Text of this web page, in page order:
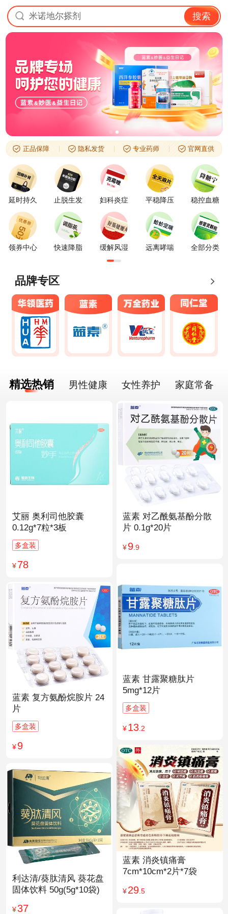
米诺地尔搽剂 搜索
正品保障 隐私发货 专业药师 官网直供
延时持久 止脱生发 妇科炎症 平稳降压 稳控血糖
领券中心 快速降脂 缓解风湿 远离哮喘 全部分类
品牌专区
精选热销 男性健康 女性养护 家庭常备
艾丽 奥利司他胶囊
0.12g*7粒*3板
多盒装
¥78
蓝素 对乙酰氨基酚分散
片 0.1g*20片
¥9.9
蓝素 甘露聚糖肽片
5mg*12片
多盒装
¥13.2
蓝素 复方氨酚烷胺片 24
片
多盒装
¥9
蓝素 消炎镇痛膏
7cm*10cm*2片*7袋
¥29.5
利达清/葵肽清风 葵花盘
固体饮料 50g(5g*10袋)
¥37